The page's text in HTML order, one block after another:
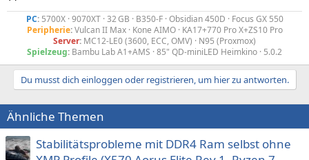
PC:5700X · 9070XT · 32 GB · B350-F · Obsidian 450D · Focus GX 550
Peripherie:Vulcan II Max · Kone AIMO · KA17+770 Pro X+ZS10 Pro
Server: MC12-LE0 (3600, ECC, OMV) · N95 (Proxmox)
Spielzeug: Bambu Lab A1+AMS · 85" QD-miniLED Heimkino · 5.0.2​
Du musst dich einloggen oder registrieren, um hier zu antworten.
Ähnliche Themen
Stabilitätsprobleme mit DDR4 Ram selbst ohne